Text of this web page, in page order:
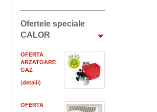
Ofertele speciale
CALOR
OFERTA
ARZATOARE
GAZ
( )
OFERTA